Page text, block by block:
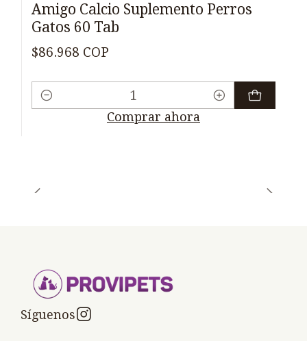
Amigo Calcio Suplemento Perros
Gatos 60 Tab
$86.968 COP
Cantidad
Comprar ahora
Síguenos